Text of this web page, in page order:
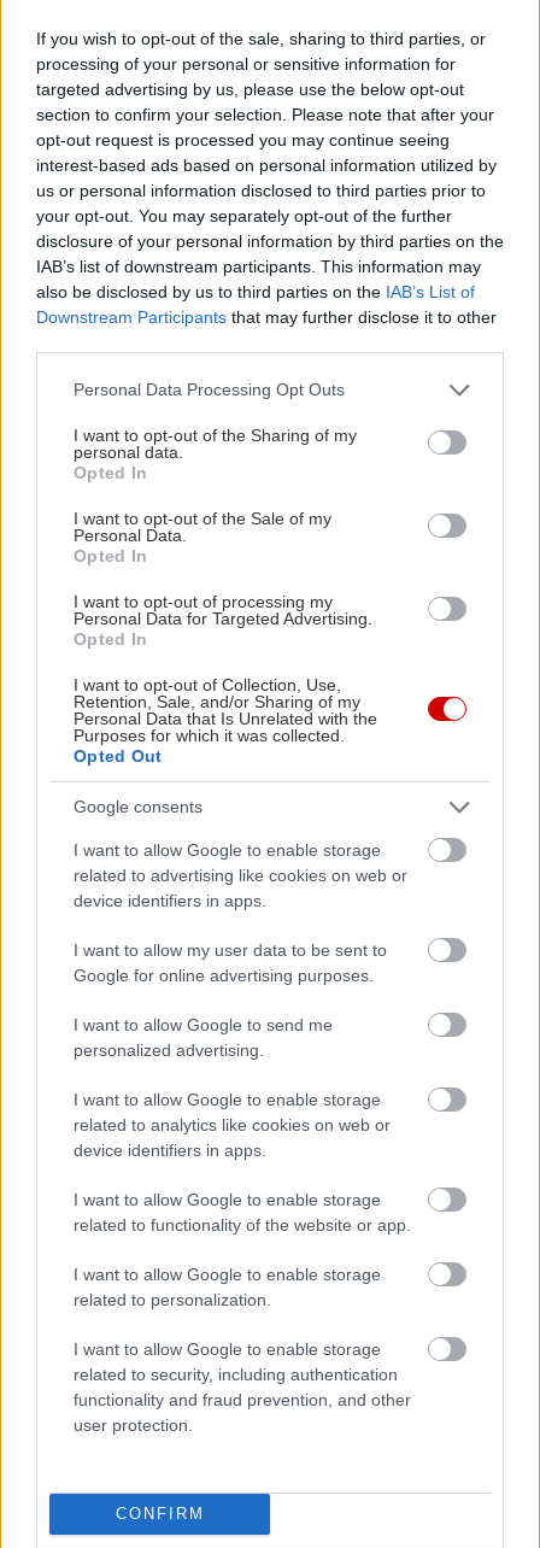
If you wish to opt-out of the sale, sharing to third parties, or
processing of your personal or sensitive information for
targeted advertising by us, please use the below opt-out
section to confirm your selection. Please note that after your
opt-out request is processed you may continue seeing
interest-based ads based on personal information utilized by
us or personal information disclosed to third parties prior to
your opt-out. You may separately opt-out of the further
disclosure of your personal information by third parties on the
IAB’s list of downstream participants. This information may
also be disclosed by us to third parties on the IAB’s List of
Downstream Participants that may further disclose it to other
Please note that this website/app uses one or more Google
not limited to your visit or usage behaviour. You may click to
grant or deny consent to Google and its third-party tags to
use your data for below specified purposes in below Google
consent section.
Personal Data Processing Opt Outs
I want to opt-out of the Sharing of my
personal data.
Opted In
I want to opt-out of the Sale of my
Personal Data.
Opted In
I want to opt-out of processing my
Personal Data for Targeted Advertising.
Opted In
I want to opt-out of Collection, Use,
Retention, Sale, and/or Sharing of my
Personal Data that Is Unrelated with the
Purposes for which it was collected.
Opted Out
Google consents
I want to allow Google to enable storage
related to advertising like cookies on web or
device identifiers in apps.
I want to allow my user data to be sent to
Google for online advertising purposes.
I want to allow Google to send me
personalized advertising.
I want to allow Google to enable storage
related to analytics like cookies on web or
device identifiers in apps.
I want to allow Google to enable storage
related to functionality of the website or app.
I want to allow Google to enable storage
related to personalization.
I want to allow Google to enable storage
related to security, including authentication
functionality and fraud prevention, and other
user protection.
CONFIRM
Διαβάστε επίσης
Δήμου Αθηναίων
σταθερός